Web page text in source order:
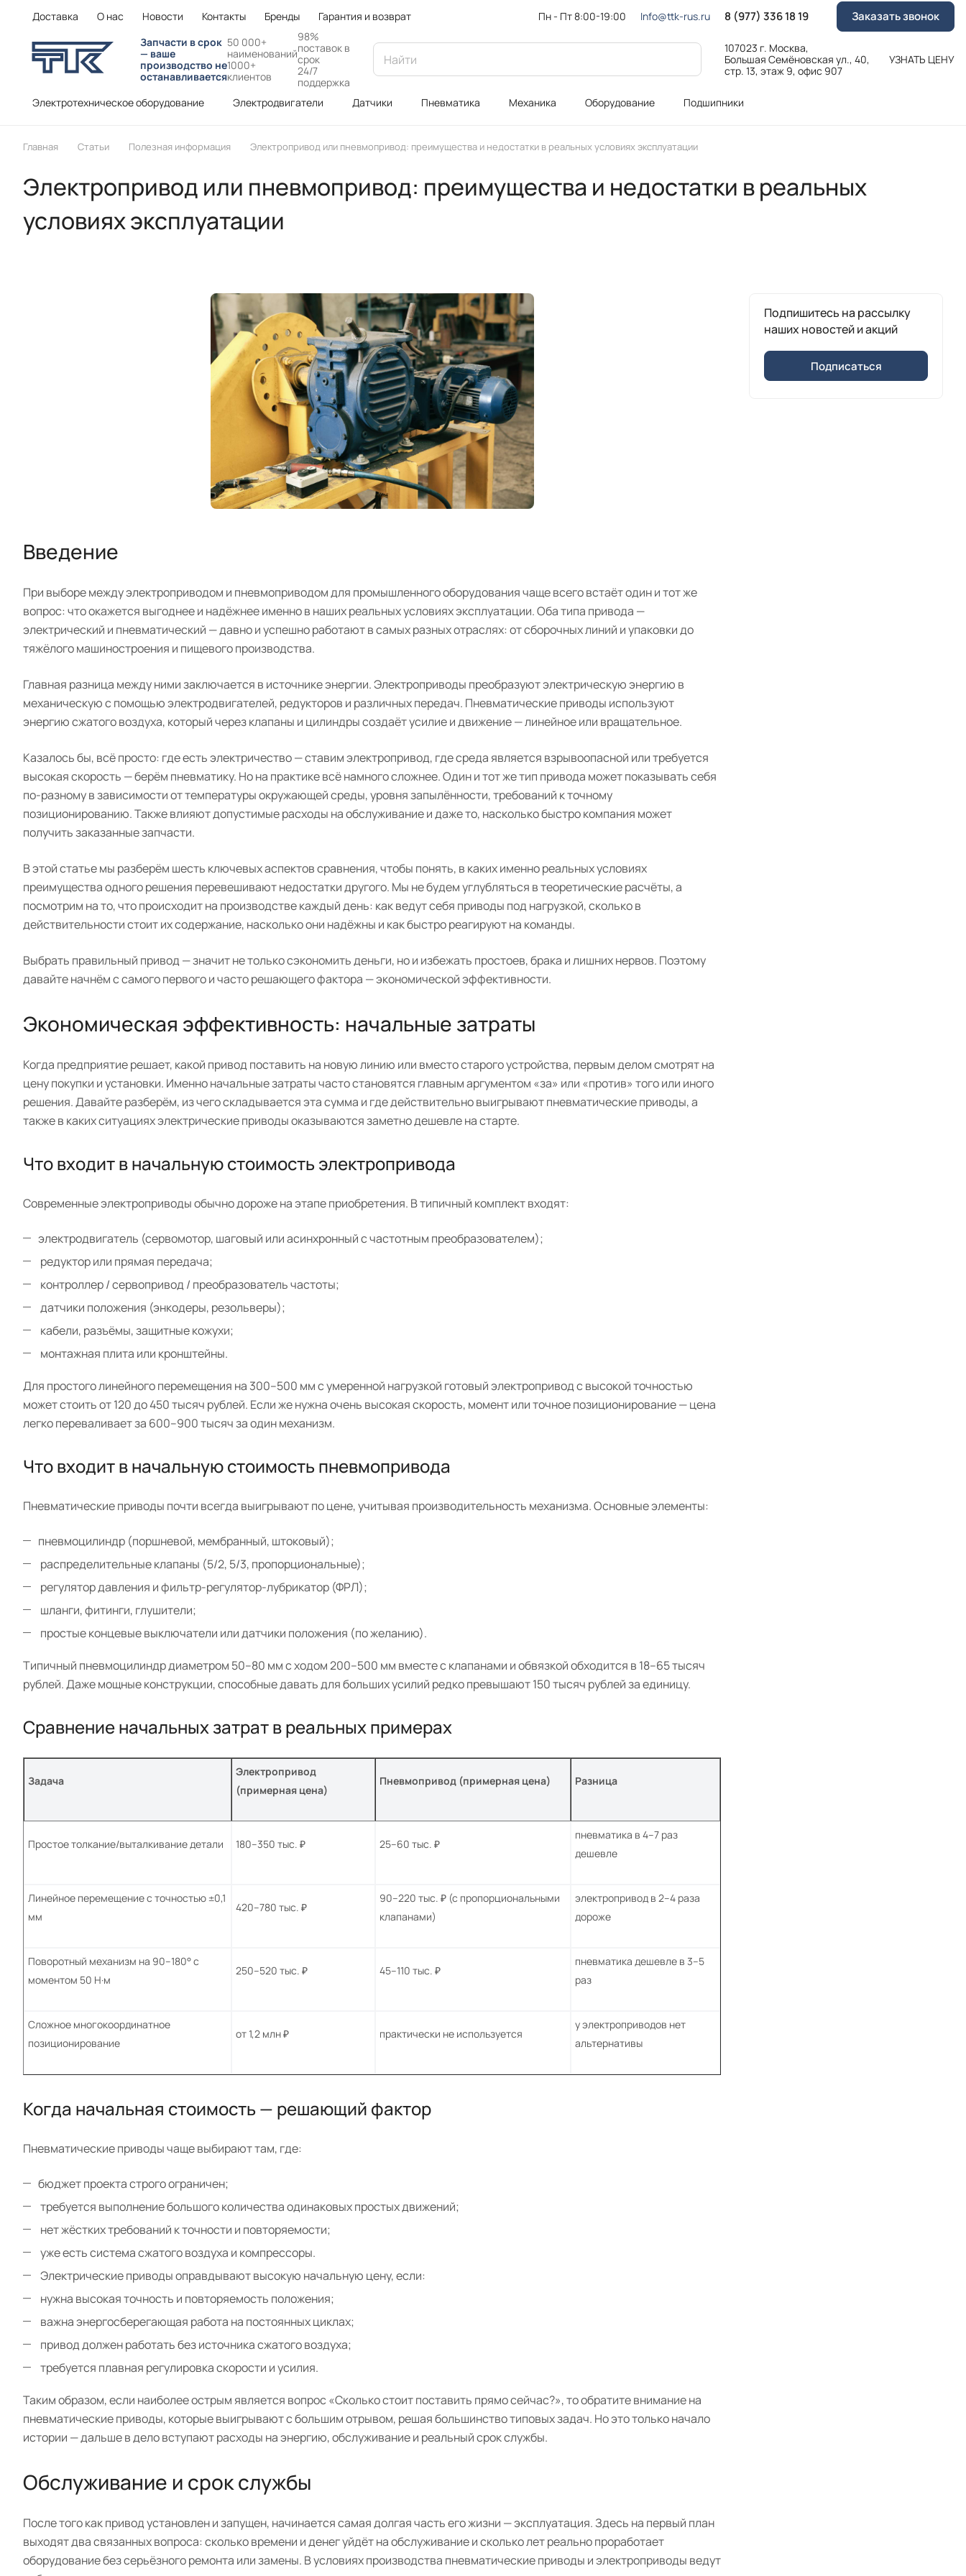
Доставка О нас Новости Контакты Бренды Гарантия и возврат Пн - Пт 8:00-19:00 Info@ttk-rus.ru 8 (977) 336 18 19 Заказать звонок
Запчасти в срок
— ваше
производство не
останавливается
50 000+
наименований
1000+
клиентов
98%
поставок в
срок
24/7
поддержка
107023 г. Москва,
Большая Семёновская ул., 40,
стр. 13, этаж 9, офис 907
УЗНАТЬ ЦЕНУ
Электротехническое оборудование Электродвигатели Датчики Пневматика Механика Оборудование Подшипники
Главная Статьи Полезная информация Электропривод или пневмопривод: преимущества и недостатки в реальных условиях эксплуатации
Электропривод или пневмопривод: преимущества и недостатки в реальных
условиях эксплуатации
Введение
При выборе между электроприводом и пневмоприводом для промышленного оборудования чаще всего встаёт один и тот же
вопрос: что окажется выгоднее и надёжнее именно в наших реальных условиях эксплуатации. Оба типа привода —
электрический и пневматический — давно и успешно работают в самых разных отраслях: от сборочных линий и упаковки до
тяжёлого машиностроения и пищевого производства.
Главная разница между ними заключается в источнике энергии. Электроприводы преобразуют электрическую энергию в
механическую с помощью электродвигателей, редукторов и различных передач. Пневматические приводы используют
энергию сжатого воздуха, который через клапаны и цилиндры создаёт усилие и движение — линейное или вращательное.
Казалось бы, всё просто: где есть электричество — ставим электропривод, где среда является взрывоопасной или требуется
высокая скорость — берём пневматику. Но на практике всё намного сложнее. Один и тот же тип привода может показывать себя
по-разному в зависимости от температуры окружающей среды, уровня запылённости, требований к точному
позиционированию. Также влияют допустимые расходы на обслуживание и даже то, насколько быстро компания может
получить заказанные запчасти.
В этой статье мы разберём шесть ключевых аспектов сравнения, чтобы понять, в каких именно реальных условиях
преимущества одного решения перевешивают недостатки другого. Мы не будем углубляться в теоретические расчёты, а
посмотрим на то, что происходит на производстве каждый день: как ведут себя приводы под нагрузкой, сколько в
действительности стоит их содержание, насколько они надёжны и как быстро реагируют на команды.
Выбрать правильный привод — значит не только сэкономить деньги, но и избежать простоев, брака и лишних нервов. Поэтому
давайте начнём с самого первого и часто решающего фактора — экономической эффективности.
Экономическая эффективность: начальные затраты
Когда предприятие решает, какой привод поставить на новую линию или вместо старого устройства, первым делом смотрят на
цену покупки и установки. Именно начальные затраты часто становятся главным аргументом «за» или «против» того или иного
решения. Давайте разберём, из чего складывается эта сумма и где действительно выигрывают пневматические приводы, а
также в каких ситуациях электрические приводы оказываются заметно дешевле на старте.
Что входит в начальную стоимость электропривода
Современные электроприводы обычно дороже на этапе приобретения. В типичный комплект входят:
электродвигатель (сервомотор, шаговый или асинхронный с частотным преобразователем);
редуктор или прямая передача;
контроллер / сервопривод / преобразователь частоты;
датчики положения (энкодеры, резольверы);
кабели, разъёмы, защитные кожухи;
монтажная плита или кронштейны.
Для простого линейного перемещения на 300–500 мм с умеренной нагрузкой готовый электропривод с высокой точностью
может стоить от 120 до 450 тысяч рублей. Если же нужна очень высокая скорость, момент или точное позиционирование — цена
легко переваливает за 600–900 тысяч за один механизм.
Что входит в начальную стоимость пневмопривода
Пневматические приводы почти всегда выигрывают по цене, учитывая производительность механизма. Основные элементы:
пневмоцилиндр (поршневой, мембранный, штоковый);
распределительные клапаны (5/2, 5/3, пропорциональные);
регулятор давления и фильтр-регулятор-лубрикатор (ФРЛ);
шланги, фитинги, глушители;
простые концевые выключатели или датчики положения (по желанию).
Типичный пневмоцилиндр диаметром 50–80 мм с ходом 200–500 мм вместе с клапанами и обвязкой обходится в 18–65 тысяч
рублей. Даже мощные конструкции, способные давать для больших усилий редко превышают 150 тысяч рублей за единицу.
Сравнение начальных затрат в реальных примерах
Задача
Электропривод
(примерная цена)
Пневмопривод (примерная цена) Разница
Простое толкание/выталкивание детали 180–350 тыс. ₽ 25–60 тыс. ₽
пневматика в 4–7 раз
дешевле
Линейное перемещение с точностью ±0,1
мм
420–780 тыс. ₽
90–220 тыс. ₽ (с пропорциональными
клапанами)
электропривод в 2–4 раза
дороже
Поворотный механизм на 90–180° с
моментом 50 Н·м
250–520 тыс. ₽ 45–110 тыс. ₽
пневматика дешевле в 3–5
раз
Сложное многокоординатное
позиционирование
от 1,2 млн ₽ практически не используется
у электроприводов нет
альтернативы
Когда начальная стоимость — решающий фактор
Пневматические приводы чаще выбирают там, где:
бюджет проекта строго ограничен;
требуется выполнение большого количества одинаковых простых движений;
нет жёстких требований к точности и повторяемости;
уже есть система сжатого воздуха и компрессоры.
Электрические приводы оправдывают высокую начальную цену, если:
нужна высокая точность и повторяемость положения;
важна энергосберегающая работа на постоянных циклах;
привод должен работать без источника сжатого воздуха;
требуется плавная регулировка скорости и усилия.
Таким образом, если наиболее острым является вопрос «Сколько стоит поставить прямо сейчас?», то обратите внимание на
пневматические приводы, которые выигрывают с большим отрывом, решая большинство типовых задач. Но это только начало
истории — дальше в дело вступают расходы на энергию, обслуживание и реальный срок службы.
Обслуживание и срок службы
После того как привод установлен и запущен, начинается самая долгая часть его жизни — эксплуатация. Здесь на первый план
выходят два связанных вопроса: сколько времени и денег уйдёт на обслуживание и сколько лет реально проработает
оборудование без серьёзного ремонта или замены. В условиях производства пневматические приводы и электроприводы ведут
Подпишитесь на рассылку
наших новостей и акций
Подписаться